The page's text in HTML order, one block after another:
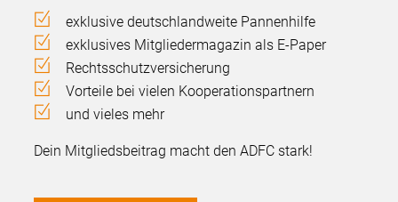
exklusive deutschlandweite Pannenhilfe
exklusives Mitgliedermagazin als E-Paper
Rechtsschutzversicherung
Vorteile bei vielen Kooperationspartnern
und vieles mehr
Dein Mitgliedsbeitrag macht den ADFC stark!